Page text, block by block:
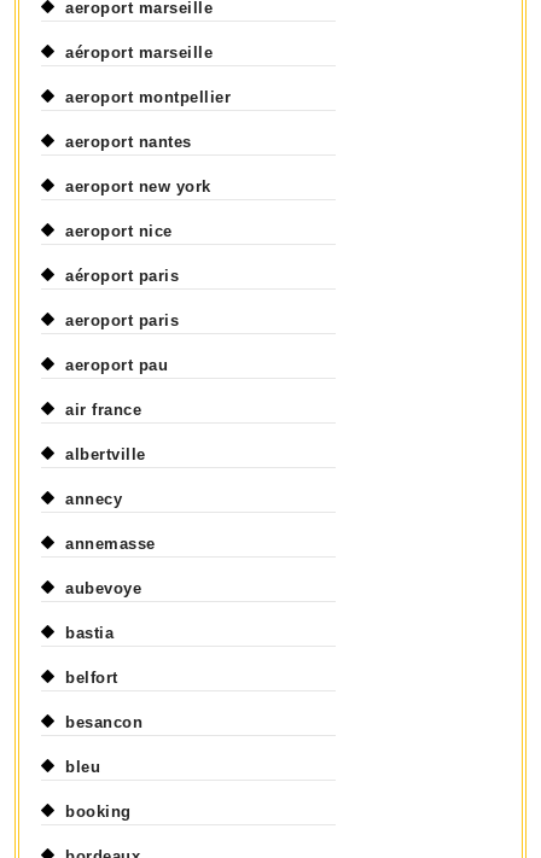
aeroport marseille
aéroport marseille
aeroport montpellier
aeroport nantes
aeroport new york
aeroport nice
aéroport paris
aeroport paris
aeroport pau
air france
albertville
annecy
annemasse
aubevoye
bastia
belfort
besancon
bleu
booking